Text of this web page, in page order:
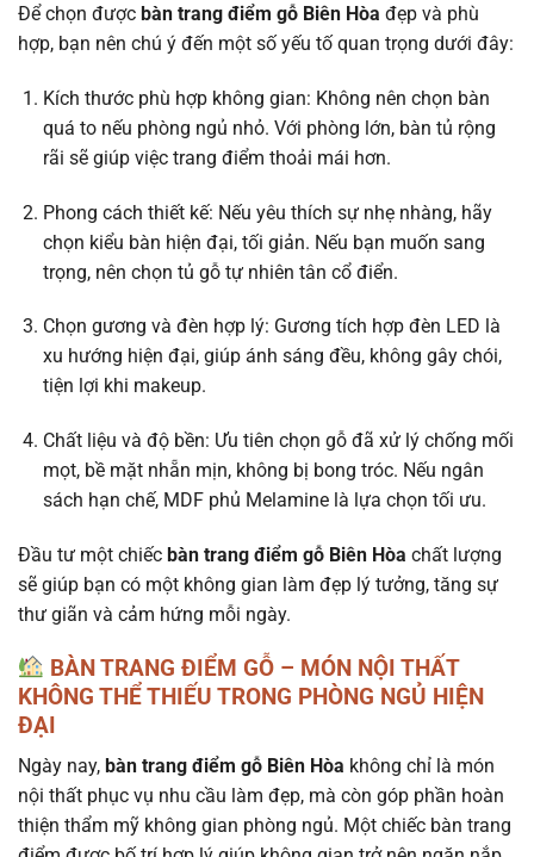
Để chọn được bàn trang điểm gỗ Biên Hòa đẹp và phù
hợp, bạn nên chú ý đến một số yếu tố quan trọng dưới đây:
Kích thước phù hợp không gian: Không nên chọn bàn
quá to nếu phòng ngủ nhỏ. Với phòng lớn, bàn tủ rộng
rãi sẽ giúp việc trang điểm thoải mái hơn.
Phong cách thiết kế: Nếu yêu thích sự nhẹ nhàng, hãy
chọn kiểu bàn hiện đại, tối giản. Nếu bạn muốn sang
trọng, nên chọn tủ gỗ tự nhiên tân cổ điển.
Chọn gương và đèn hợp lý: Gương tích hợp đèn LED là
xu hướng hiện đại, giúp ánh sáng đều, không gây chói,
tiện lợi khi makeup.
Chất liệu và độ bền: Ưu tiên chọn gỗ đã xử lý chống mối
mọt, bề mặt nhẵn mịn, không bị bong tróc. Nếu ngân
sách hạn chế, MDF phủ Melamine là lựa chọn tối ưu.
Đầu tư một chiếc bàn trang điểm gỗ Biên Hòa chất lượng
sẽ giúp bạn có một không gian làm đẹp lý tưởng, tăng sự
thư giãn và cảm hứng mỗi ngày.
BÀN TRANG ĐIỂM GỖ – MÓN NỘI THẤT
KHÔNG THỂ THIẾU TRONG PHÒNG NGỦ HIỆN
ĐẠI
Ngày nay, bàn trang điểm gỗ Biên Hòa không chỉ là món
nội thất phục vụ nhu cầu làm đẹp, mà còn góp phần hoàn
thiện thẩm mỹ không gian phòng ngủ. Một chiếc bàn trang